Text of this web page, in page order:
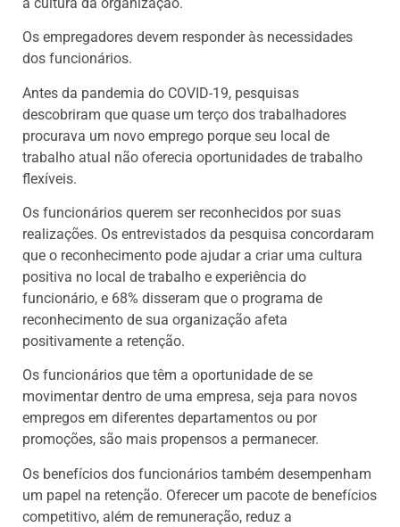
Os empregadores devem responder às necessidades
dos funcionários.
Antes da pandemia do COVID-19, pesquisas
descobriram que quase um terço dos trabalhadores
procurava um novo emprego porque seu local de
trabalho atual não oferecia oportunidades de trabalho
flexíveis.
Os funcionários querem ser reconhecidos por suas
realizações. Os entrevistados da pesquisa concordaram
que o reconhecimento pode ajudar a criar uma cultura
positiva no local de trabalho e experiência do
funcionário, e 68% disseram que o programa de
reconhecimento de sua organização afeta
positivamente a retenção.
Os funcionários que têm a oportunidade de se
movimentar dentro de uma empresa, seja para novos
empregos em diferentes departamentos ou por
promoções, são mais propensos a permanecer.
Os benefícios dos funcionários também desempenham
um papel na retenção. Oferecer um pacote de benefícios
competitivo, além de remuneração, reduz a